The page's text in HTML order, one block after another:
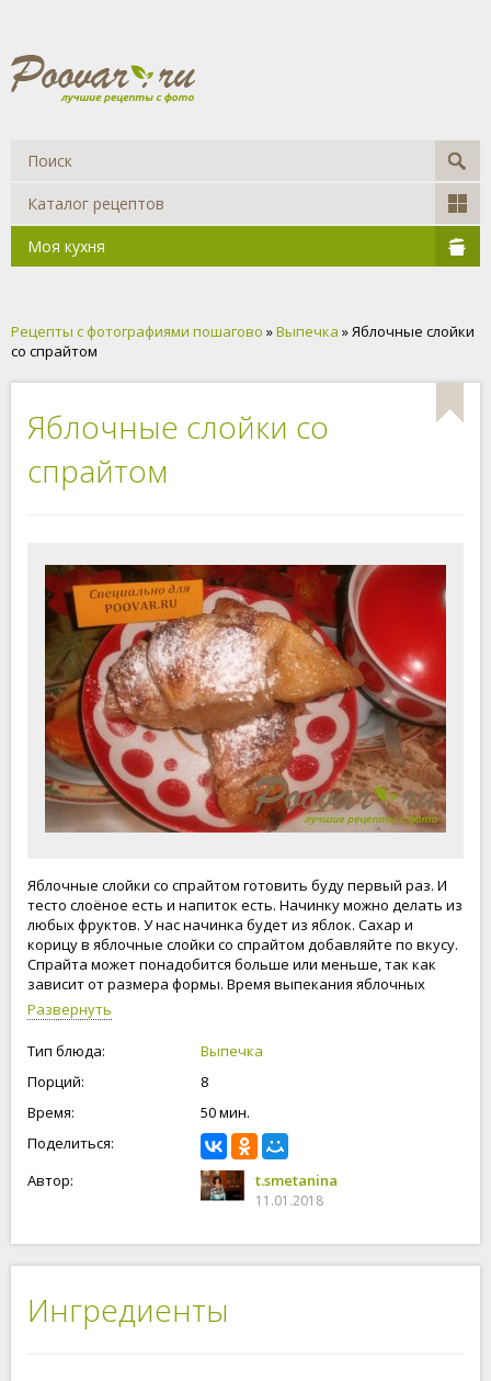
Каталог рецептов
Моя кухня
Рецепты с фотографиями пошагово »Выпечка » Яблочные слойки
со спрайтом
Яблочные слойки со
спрайтом
Яблочные слойки со спрайтом готовить буду первый раз. И
тесто слоёное есть и напиток есть. Начинку можно делать из
любых фруктов. У нас начинка будет из яблок. Сахар и
корицу в яблочные слойки со спрайтом добавляйте по вкусу.
Спрайта может понадобится больше или меньше, так как
зависит от размера формы. Время выпекания яблочных
слоек зависит от вашей духовки. Я увеличивала
температуру, чтоб быстрее испарился напиток. Слойки
получились очень и очень вкусные! Все остались довольны,
всем понравились такие замечательные яблочные слойки со
спрайтом. Приступим к приготовлению яблочных слоек со
Развернуть
Тип блюда:
Выпечка
Порций:
8
Время:
50 мин.
Поделиться:
Автор:
t.smetanina
11.01.2018
Ингредиенты